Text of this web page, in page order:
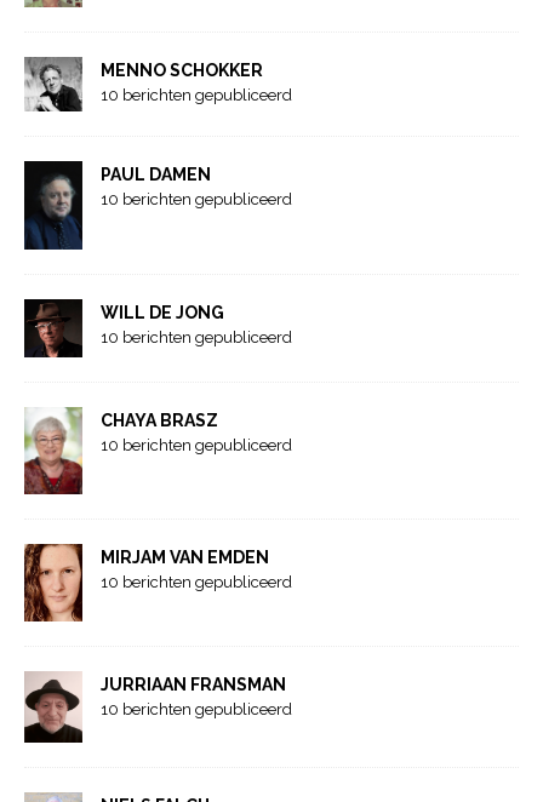
MENNO SCHOKKER
10 berichten gepubliceerd
PAUL DAMEN
10 berichten gepubliceerd
WILL DE JONG
10 berichten gepubliceerd
CHAYA BRASZ
10 berichten gepubliceerd
MIRJAM VAN EMDEN
10 berichten gepubliceerd
JURRIAAN FRANSMAN
10 berichten gepubliceerd